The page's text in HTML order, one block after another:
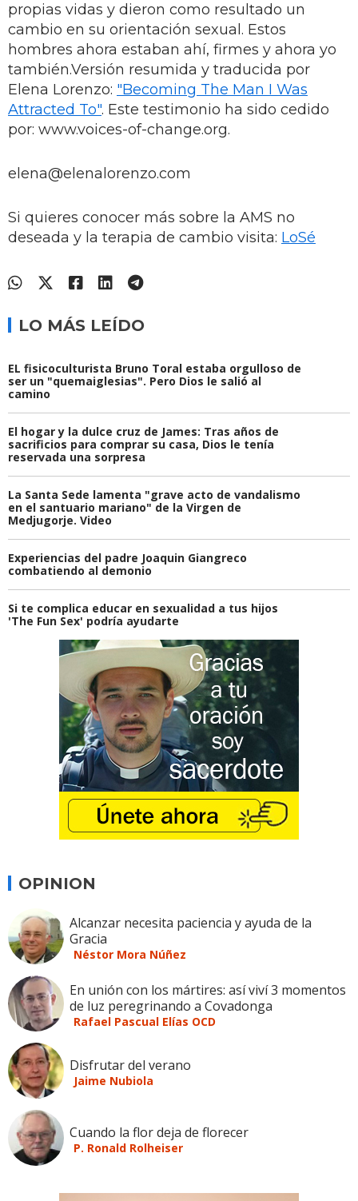
propias vidas y dieron como resultado un
cambio en su orientación sexual. Estos
hombres ahora estaban ahí, firmes y ahora yo
también.Versión resumida y traducida por
Elena Lorenzo: "Becoming The Man I Was
Attracted To". Este testimonio ha sido cedido
por: www.voices-of-change.org.
elena@elenalorenzo.com
Si quieres conocer más sobre la AMS no
deseada y la terapia de cambio visita: LoSé
LO MÁS LEÍDO
EL fisicoculturista Bruno Toral estaba orgulloso de
ser un "quemaiglesias". Pero Dios le salió al
camino
El hogar y la dulce cruz de James: Tras años de
sacrificios para comprar su casa, Dios le tenía
reservada una sorpresa
La Santa Sede lamenta "grave acto de vandalismo
en el santuario mariano" de la Virgen de
Medjugorje. Video
Experiencias del padre Joaquin Giangreco
combatiendo al demonio
Si te complica educar en sexualidad a tus hijos
'The Fun Sex' podría ayudarte
OPINION
Alcanzar necesita paciencia y ayuda de la
Gracia
Néstor Mora Núñez
En unión con los mártires: así viví 3 momentos
de luz peregrinando a Covadonga
Rafael Pascual Elías OCD
Disfrutar del verano
Jaime Nubiola
Cuando la flor deja de florecer
P. Ronald Rolheiser